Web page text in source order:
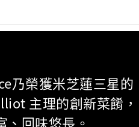
乃榮獲米芝蓮三星的
主理的創新菜餚，
回味悠長。